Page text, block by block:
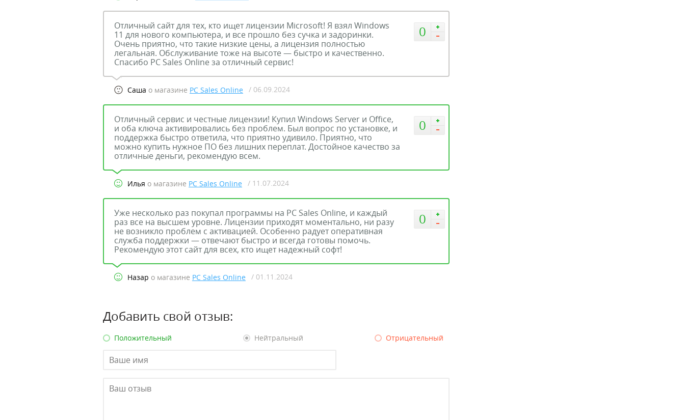
0
Отличный сайт для тех, кто ищет лицензии Microsoft! Я взял Windows
11 для нового компьютера, и все прошло без сучка и задоринки.
Очень приятно, что такие низкие цены, а лицензия полностью
легальная. Обслуживание тоже на высоте — быстро и качественно.
Спасибо PC Sales Online за отличный сервис!
Саша о магазине PC Sales Online / 06.09.2024
0
Отличный сервис и честные лицензии! Купил Windows Server и Office,
и оба ключа активировались без проблем. Был вопрос по установке, и
поддержка быстро ответила, что приятно удивило. Приятно, что
можно купить нужное ПО без лишних переплат. Достойное качество за
отличные деньги, рекомендую всем.
Илья о магазине PC Sales Online / 11.07.2024
0
Уже несколько раз покупал программы на PC Sales Online, и каждый
раз все на высшем уровне. Лицензии приходят моментально, ни разу
не возникло проблем с активацией. Особенно радует оперативная
служба поддержки — отвечают быстро и всегда готовы помочь.
Рекомендую этот сайт для всех, кто ищет надежный софт!
Назар о магазине PC Sales Online / 01.11.2024
Добавить свой отзыв:
Положительный Нейтральный Отрицательный